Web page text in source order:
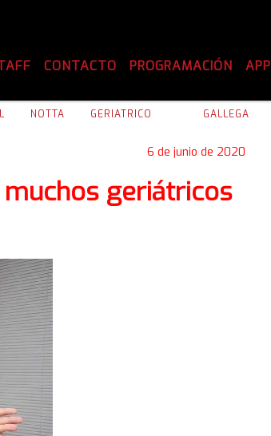
CONTACTO PROGRAMACIÓN APP
NOTTA GERIATRICO GALLEGA
6 de junio de 2020
geriátricos